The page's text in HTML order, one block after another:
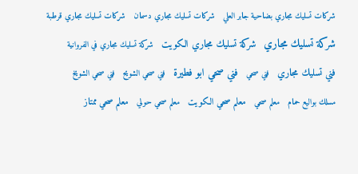
شركات تسليك مجاري بضاحية جابر العلي شركات تسليك مجاري دسمان شركات تسليك مجاري قرطبة
شركة تسليك مجاري شركة تسليك مجاري الكويت شركة تسليك مجاري في الفروانية
فني تسليك مجاري فني صحي فني صحي ابو فطيرة فني صحي الشويح فني صحي الشويخ
مسلك بواليع حمام معلم صحي معلم صحي الكويت معلم صحي حولي معلم صحي ممتاز